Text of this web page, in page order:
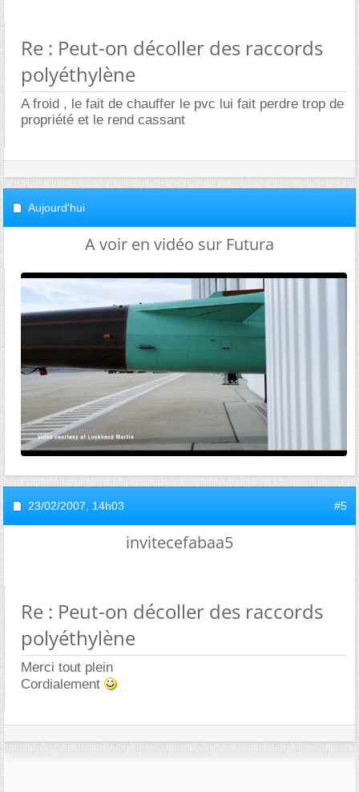
Re : Peut-on décoller des raccords
polyéthylène
A froid , le fait de chauffer le pvc lui fait perdre trop de
propriété et le rend cassant
Aujourd'hui
A voir en vidéo sur Futura
23/02/2007, 14h03 #5
invitecefabaa5
Re : Peut-on décoller des raccords
polyéthylène
Merci tout plein
Cordialement